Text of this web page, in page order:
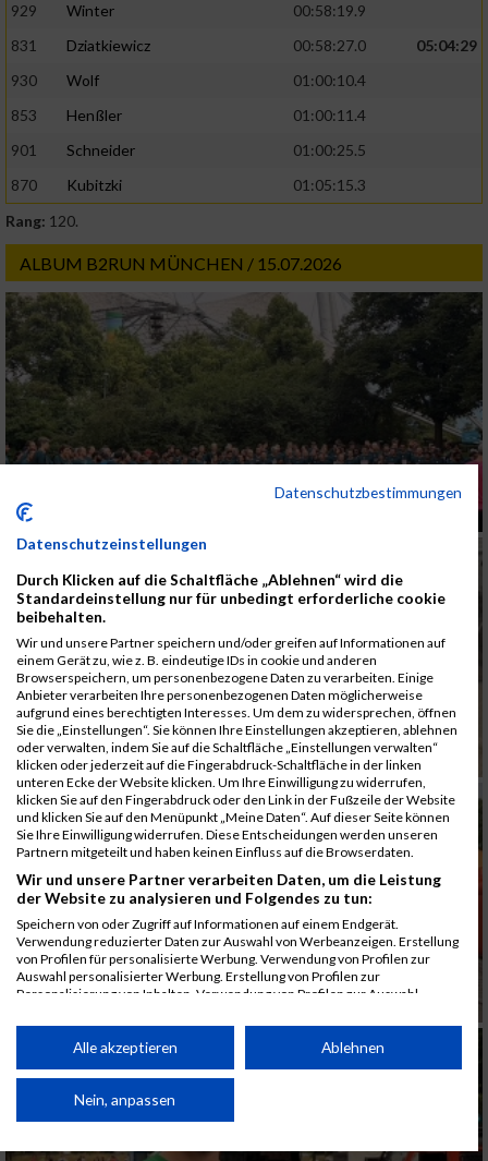
929
Winter
00:58:19.9
831
Dziatkiewicz 00:58:27.0
05:04:29
930
Wolf
01:00:10.4
853
Henßler
01:00:11.4
901
Schneider
01:00:25.5
870
Kubitzki
01:05:15.3
Rang: 120.
ALBUM B2RUN MÜNCHEN / 15.07.2026
Datenschutzbestimmungen
Datenschutzeinstellungen
Durch Klicken auf die Schaltfläche „Ablehnen“ wird die
Standardeinstellung nur für unbedingt erforderliche cookie
beibehalten.
Wir und unsere Partner speichern und/oder greifen auf Informationen auf
einem Gerät zu, wie z. B. eindeutige IDs in cookie und anderen
Browserspeichern, um personenbezogene Daten zu verarbeiten. Einige
Anbieter verarbeiten Ihre personenbezogenen Daten möglicherweise
aufgrund eines berechtigten Interesses. Um dem zu widersprechen, öffnen
Sie die „Einstellungen“. Sie können Ihre Einstellungen akzeptieren, ablehnen
oder verwalten, indem Sie auf die Schaltfläche „Einstellungen verwalten“
klicken oder jederzeit auf die Fingerabdruck-Schaltfläche in der linken
unteren Ecke der Website klicken. Um Ihre Einwilligung zu widerrufen,
klicken Sie auf den Fingerabdruck oder den Link in der Fußzeile der Website
und klicken Sie auf den Menüpunkt „Meine Daten“. Auf dieser Seite können
Sie Ihre Einwilligung widerrufen. Diese Entscheidungen werden unseren
Partnern mitgeteilt und haben keinen Einfluss auf die Browserdaten.
Wir und unsere Partner verarbeiten Daten, um die Leistung
der Website zu analysieren und Folgendes zu tun:
Speichern von oder Zugriff auf Informationen auf einem Endgerät.
Verwendung reduzierter Daten zur Auswahl von Werbeanzeigen. Erstellung
von Profilen für personalisierte Werbung. Verwendung von Profilen zur
Auswahl personalisierter Werbung. Erstellung von Profilen zur
Personalisierung von Inhalten. Verwendung von Profilen zur Auswahl
Performance von Inhalten. Analyse von Zielgruppen durch Statistiken oder
Kombinationen von Daten aus verschiedenen Quellen. Entwicklung und
von Inhalten.
Daten können außerhalb der Europäischen Union weitergegeben und in die
Website/App.
Alle akzeptieren Ablehnen
Nein, anpassen